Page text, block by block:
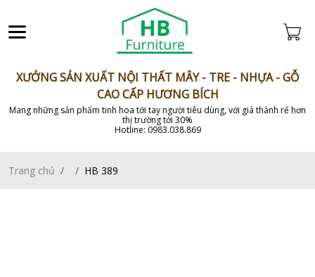
XƯỞNG SẢN XUẤT NỘI THẤT MÂY - TRE - NHỰA - GỖ
CAO CẤP HƯƠNG BÍCH
Mang những sản phẩm tinh hoa tới tay người tiêu dùng, với giá thành rẻ hơn
thị trường tới 30%
Hotline: 0983.038.869
Trang chủ HB 389